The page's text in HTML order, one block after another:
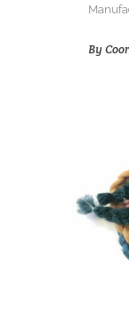
By